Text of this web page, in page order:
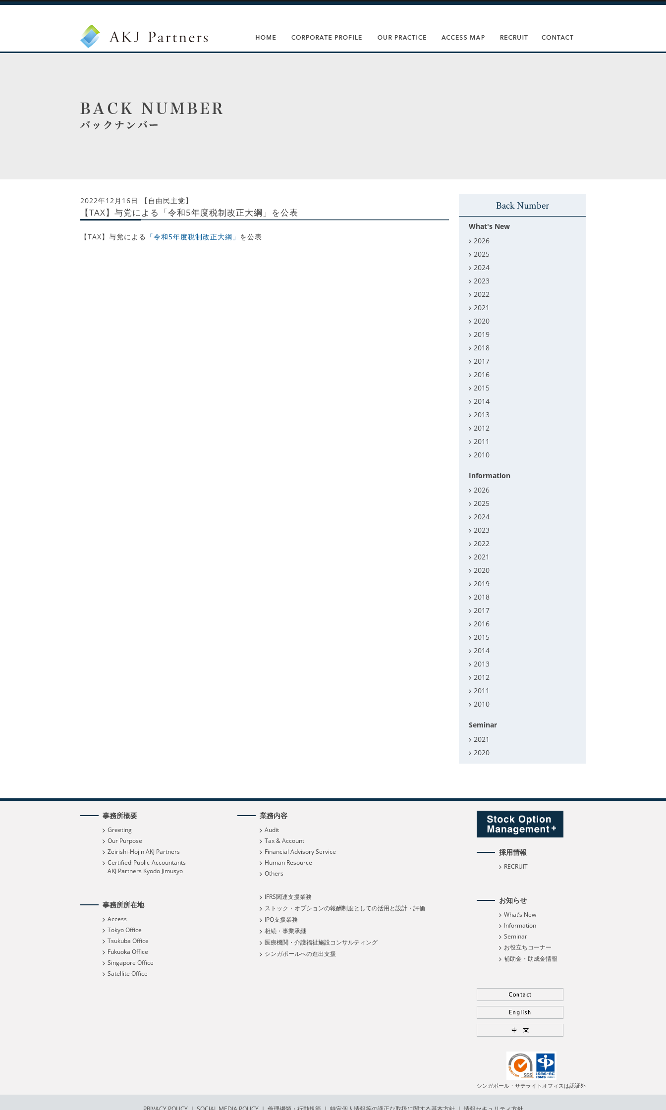
2022年12月16日 【自由民主党】
【TAX】与党による「令和5年度税制改正大綱」を公表
【TAX】与党による 「令和5年度税制改正大綱」 を公表
Back Number
What's New
2026
2025
2024
2023
2022
2021
2020
2019
2018
2017
2016
2015
2014
2013
2012
2011
2010
Information
2026
2025
2024
2023
2022
2021
2020
2019
2018
2017
2016
2015
2014
2013
2012
2011
2010
Seminar
2021
2020
事務所概要
Greeting
Our Purpose
Zeirishi-Hojin AKJ Partners
Certified-Public-Accountants
AKJ Partners Kyodo Jimusyo
事務所所在地
Access
Tokyo Office
Tsukuba Office
Fukuoka Office
Singapore Office
Satellite Office
業務内容
Audit
Tax & Account
Financial Advisory Service
Human Resource
Others
IFRS関連支援業務
ストック・オプションの報酬制度としての活用と設計・評価
IPO支援業務
相続・事業承継
医療機関・介護福祉施設コンサルティング
シンガポールへの進出支援
採用情報
RECRUIT
お知らせ
What’s New
Information
Seminar
お役立ちコーナー
補助金・助成金情報
シンガポール・サテライトオフィスは認証外